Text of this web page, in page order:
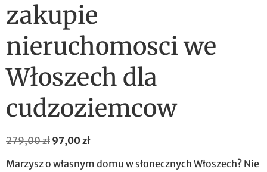
zakupie
nieruchomosci we
Włoszech dla
cudzoziemcow
279,00zł 97,00zł
Marzysz o własnym domu w słonecznych Włoszech? Nie